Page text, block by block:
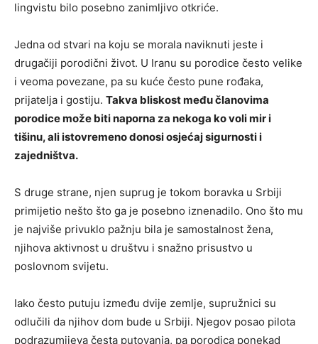
lingvistu bilo posebno zanimljivo otkriće.
Jedna od stvari na koju se morala naviknuti jeste i
drugačiji porodični život. U Iranu su porodice često velike
i veoma povezane, pa su kuće često pune rođaka,
prijatelja i gostiju. Takva bliskost među članovima
porodice može biti naporna za nekoga ko voli mir i
tišinu, ali istovremeno donosi osjećaj sigurnosti i
zajedništva.
S druge strane, njen suprug je tokom boravka u Srbiji
primijetio nešto što ga je posebno iznenadilo. Ono što mu
je najviše privuklo pažnju bila je samostalnost žena,
njihova aktivnost u društvu i snažno prisustvo u
poslovnom svijetu.
Iako često putuju između dvije zemlje, supružnici su
odlučili da njihov dom bude u Srbiji. Njegov posao pilota
podrazumijeva česta putovanja, pa porodica ponekad